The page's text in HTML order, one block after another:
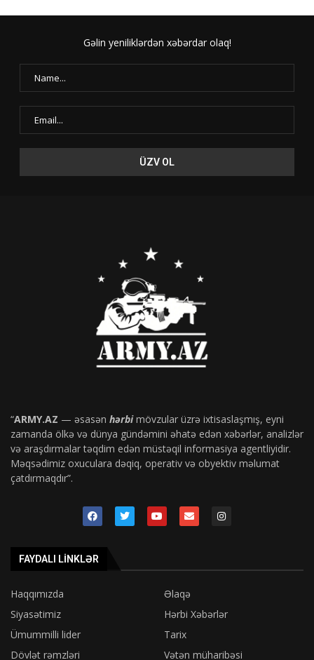
Gəlin yeniliklərdən xəbərdar olaq!
“ARMY.AZ — əsasən hərbimövzular üzrə ixtisaslaşmış, eyni
zamanda ölkə və dünya gündəmini əhatə edən xəbərlər, analizlər
və araşdırmalar təqdim edən müstəqil informasiya agentliyidir.
Məqsədimiz oxuculara dəqiq, operativ və obyektiv məlumat
çatdırmaqdır”.
FAYDALI LINKLƏR
Haqqımızda
Əlaqə
Siyasətimiz
Hərbi Xəbərlər
Ümummilli lider
Tarix
Dövlət rəmzləri
Vətən müharibəsi